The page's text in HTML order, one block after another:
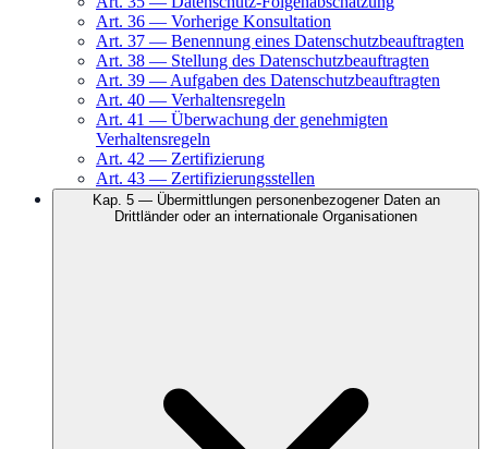
Art. 36 — Vorherige Konsultation
Art. 37 — Benennung eines Datenschutzbeauftragten
Art. 38 — Stellung des Datenschutzbeauftragten
Art. 39 — Aufgaben des Datenschutzbeauftragten
Art. 40 — Verhaltensregeln
Art. 41 — Überwachung der genehmigten
Verhaltensregeln
Art. 42 — Zertifizierung
Art. 43 — Zertifizierungsstellen
Kap. 5— Übermittlungen personenbezogener Daten an
Drittländer oder an internationale Organisationen